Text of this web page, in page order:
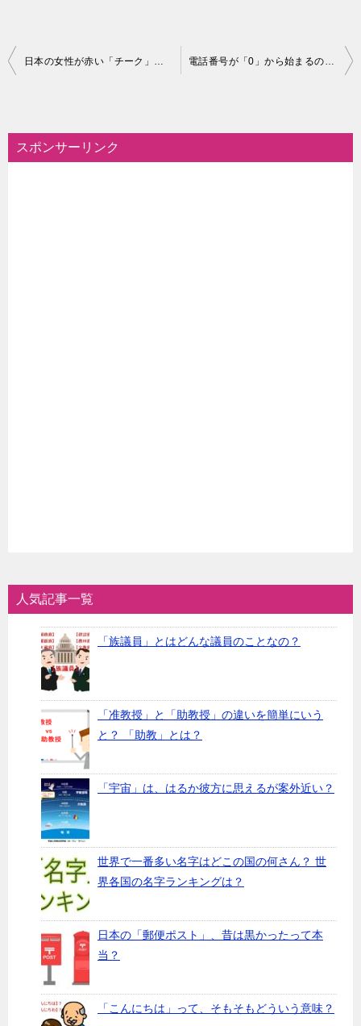
投
ビ
ゲ
日本の女性が赤い「チーク」をするのはなぜ？ 電話番号が「0」から始まるのはなぜ？
スポンサーリンク
人気記事一覧
「族議員」とはどんな議員のことなの？
「准教授」と「助教授」の違いを簡単にいう
と？ 「助教」とは？
「宇宙」は、はるか彼方に思えるが案外近い？
世界で一番多い名字はどこの国の何さん？ 世
界各国の名字ランキングは？
日本の「郵便ポスト」、昔は黒かったって本
当？
「こんにちは」って、そもそもどういう意味？